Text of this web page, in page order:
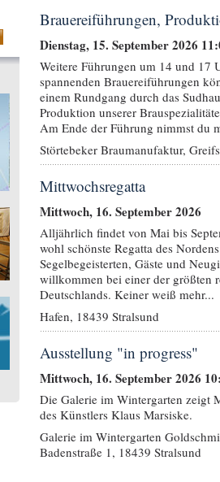
Brauereiführungen,
Dienstag, 15. September 2026
Weitere Führungen um 14 und 17
spannenden Brauereiführungen
einem Rundgang durch das
Produktion unserer
Am Ende der Führung nimmst du
Störtebeker Braumanufaktur,
Mittwochsregatta
Mittwoch, 16. September 2026
Alljährlich findet von Mai bis
wohl schönste Regatta des
Segelbegeisterten, Gäste und
willkommen bei einer der größten
Deutschlands. Keiner weiß mehr...
Hafen, 18439 Stralsund
Ausstellung "in progress"
Mittwoch, 16. September 2026
Die Galerie im Wintergarten zeigt
des Künstlers Klaus Marsiske.
Galerie im Wintergarten
Badenstraße 1, 18439 Stralsund